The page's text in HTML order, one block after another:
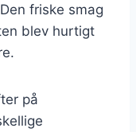
friske smag
blev hurtigt
på